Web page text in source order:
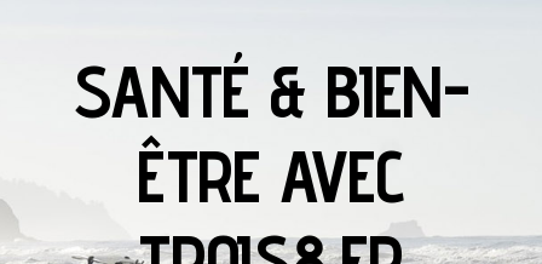
SANTÉ & BIEN-
ÊTRE AVEC